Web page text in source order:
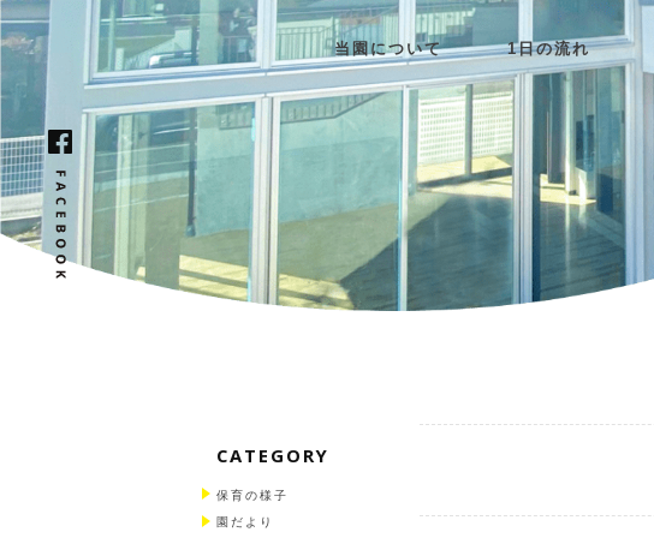
当園について 1日の流れ
CATEGORY
保育の様子
園だより